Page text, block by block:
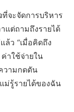
ที่จะจัดการบริหาร
แต่ถามถึงรายได้
ล้ว “เมื่อคิดถึง
าใช้จ่ายใน
วามกดดัน
ม่รู้รายได้ของฉัน